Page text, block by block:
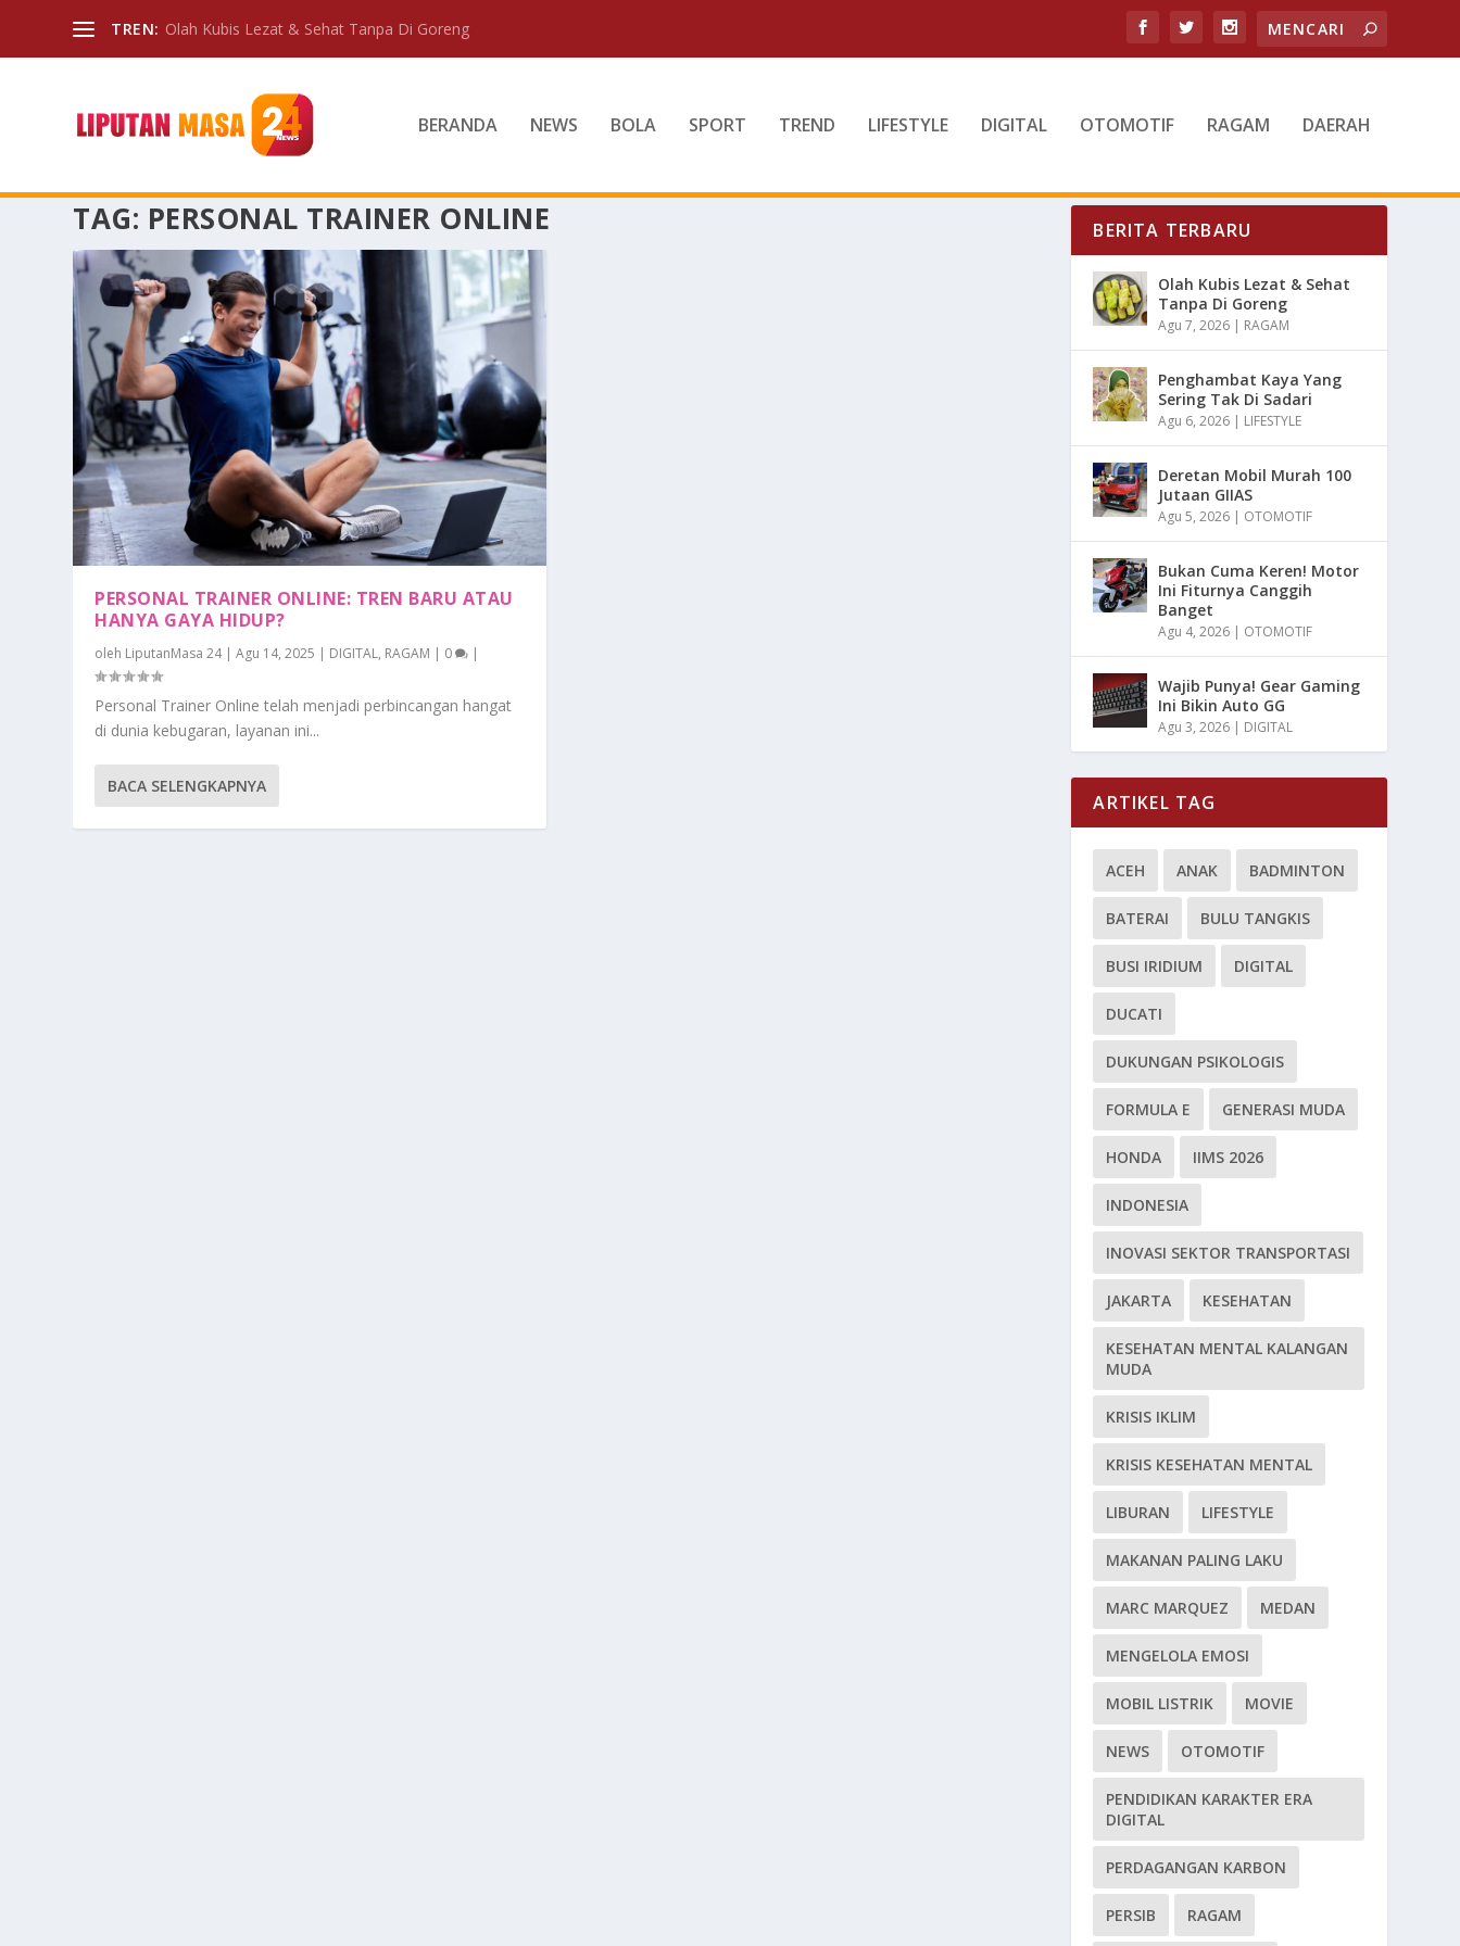
TREN: Olah Kubis Lezat & Sehat Tanpa Di Goreng
BERANDA NEWS BOLA SPORT TREND LIFESTYLE DIGITAL OTOMOTIF RAGAM DAERAH
TAG: PERSONAL TRAINER ONLINE
PERSONAL TRAINER ONLINE: TREN BARU ATAU
HANYA GAYA HIDUP?
oleh LiputanMasa 24|Agu 14, 2025 | DIGITAL, RAGAM | 0 |
Personal Trainer Online telah menjadi perbincangan hangat
di dunia kebugaran, layanan ini...
BACA SELENGKAPNYA
BERITA TERBARU
Olah Kubis Lezat & Sehat
Tanpa Di Goreng
Agu 7, 2026 | RAGAM
Penghambat Kaya Yang
Sering Tak Di Sadari
Agu 6, 2026 | LIFESTYLE
Deretan Mobil Murah 100
Jutaan GIIAS
Agu 5, 2026 | OTOMOTIF
Bukan Cuma Keren! Motor
Ini Fiturnya Canggih
Banget
Agu 4, 2026 | OTOMOTIF
Wajib Punya! Gear Gaming
Ini Bikin Auto GG
Agu 3, 2026 | DIGITAL
ARTIKEL TAG
ACEH ANAK BADMINTON
BATERAI BULU TANGKIS
BUSI IRIDIUM DIGITAL
DUCATI
DUKUNGAN PSIKOLOGIS
FORMULA E GENERASI MUDA
HONDA IIMS 2026
INDONESIA
INOVASI SEKTOR TRANSPORTASI
JAKARTA KESEHATAN
KESEHATAN MENTAL KALANGAN
MUDA
KRISIS IKLIM
KRISIS KESEHATAN MENTAL
LIBURAN LIFESTYLE
MAKANAN PALING LAKU
MARC MARQUEZ MEDAN
MENGELOLA EMOSI
MOBIL LISTRIK MOVIE
NEWS OTOMOTIF
PENDIDIKAN KARAKTER ERA
DIGITAL
PERDAGANGAN KARBON
PERSIB RAGAM